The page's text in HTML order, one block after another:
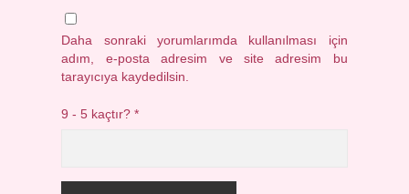
Daha sonraki yorumlarımda kullanılması için
adım, e-posta adresim ve site adresim bu
tarayıcıya kaydedilsin.
9 - 5 kaçtır?*